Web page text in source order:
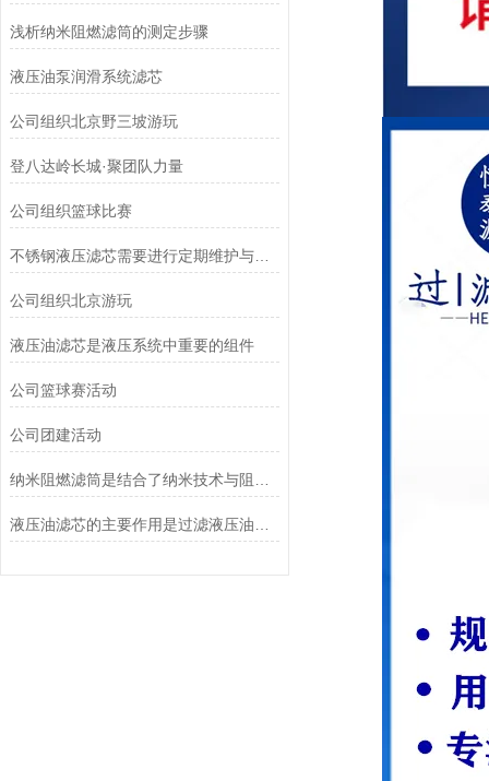
浅析纳米阻燃滤筒的测定步骤
液压油泵润滑系统滤芯
公司组织北京野三坡游玩
登八达岭长城·聚团队力量
公司组织篮球比赛
不锈钢液压滤芯需要进行定期维护与清洁
公司组织北京游玩
液压油滤芯是液压系统中重要的组件
公司篮球赛活动
公司团建活动